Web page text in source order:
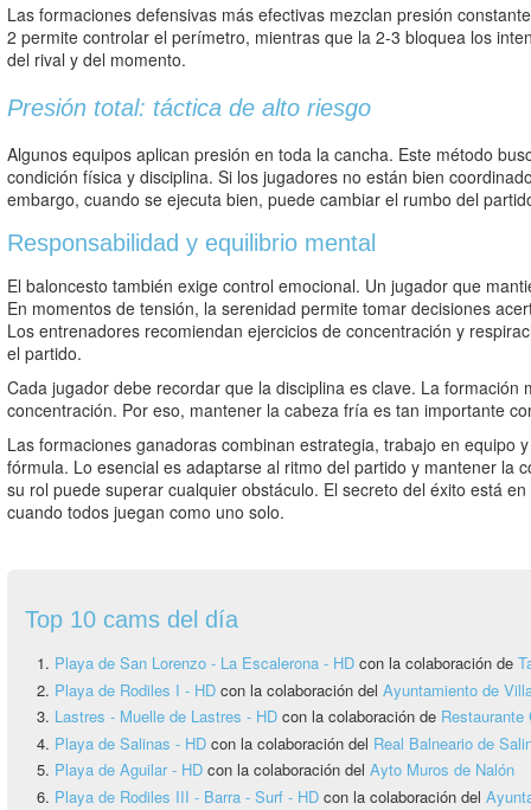
Las formaciones defensivas más efectivas mezclan presión
2 permite controlar el perímetro, mientras que la 2-3 bloquea los
del rival y del momento.
Presión total: táctica de alto riesgo
Algunos equipos aplican presión en toda la cancha. Este método
condición física y disciplina. Si los jugadores no están bien
embargo, cuando se ejecuta bien, puede cambiar el rumbo del
Responsabilidad y equilibrio mental
El baloncesto también exige control emocional. Un jugador que
En momentos de tensión, la serenidad permite tomar decisiones
Los entrenadores recomiendan ejercicios de concentración y
el partido.
Cada jugador debe recordar que la disciplina es clave. La formación
concentración. Por eso, mantener la cabeza fría es tan importante
Las formaciones ganadoras combinan estrategia, trabajo en equipo
fórmula. Lo esencial es adaptarse al ritmo del partido y mantener la
su rol puede superar cualquier obstáculo. El secreto del éxito está
cuando todos juegan como uno solo.
Top 10 cams del día
Playa de San Lorenzo - La Escalerona - HD con la colaboración de
Playa de Rodiles I - HD con la colaboración del Ayuntamiento de
Lastres - Muelle de Lastres - HD con la colaboración de
Playa de Salinas - HD con la colaboración del Real Balneario de
Playa de Aguilar - HD con la colaboración del Ayto Muros de Nalón
Playa de Rodiles III - Barra - Surf - HD con la colaboración del